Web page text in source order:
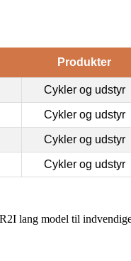
Produkter
Cykler og udstyr
Cykler og udstyr
Cykler og udstyr
Cykler og udstyr
lang model til